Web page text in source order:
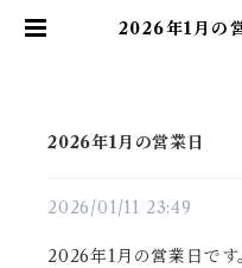
2026年1月の
2026年1月の営業日
2026/01/11 23:49
2026年1月の営業日です